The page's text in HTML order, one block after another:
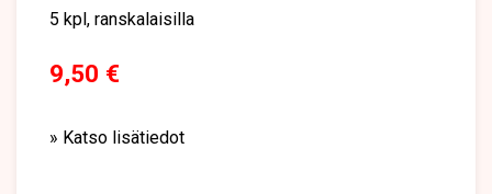
5 kpl, ranskalaisilla
9,50 €
» Katso lisätiedot